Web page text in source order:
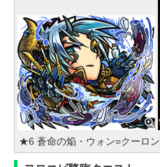
★6 蒼命の焔・ウォン=クーロン